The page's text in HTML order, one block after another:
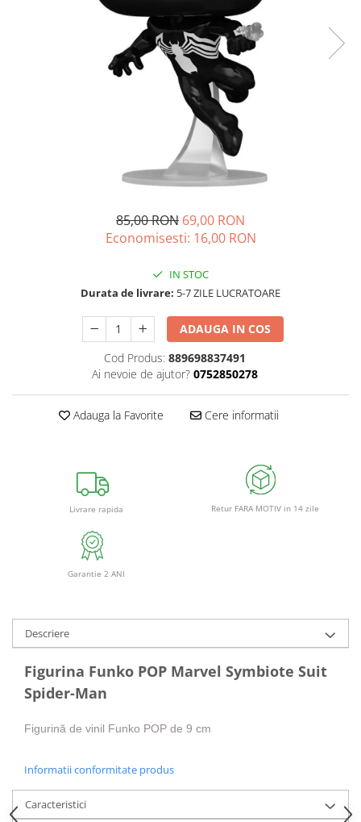
85,00 RON 69,00 RON
Economisesti: 16,00 RON
IN STOC
Durata de livrare: 5-7 ZILE LUCRATOARE
ADAUGA IN COS
Cod Produs: 889698837491
Ai nevoie de ajutor? 0752850278
Adauga la Favorite Cere informatii
Livrare rapida Retur FARA MOTIV in 14 zile
Garantie 2 ANI
Descriere
Figurina Funko POP Marvel Symbiote Suit
Spider-Man
Figurină de vinil Funko POP de 9 cm
Informatii conformitate produs
Caracteristici